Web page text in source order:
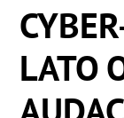
LATO